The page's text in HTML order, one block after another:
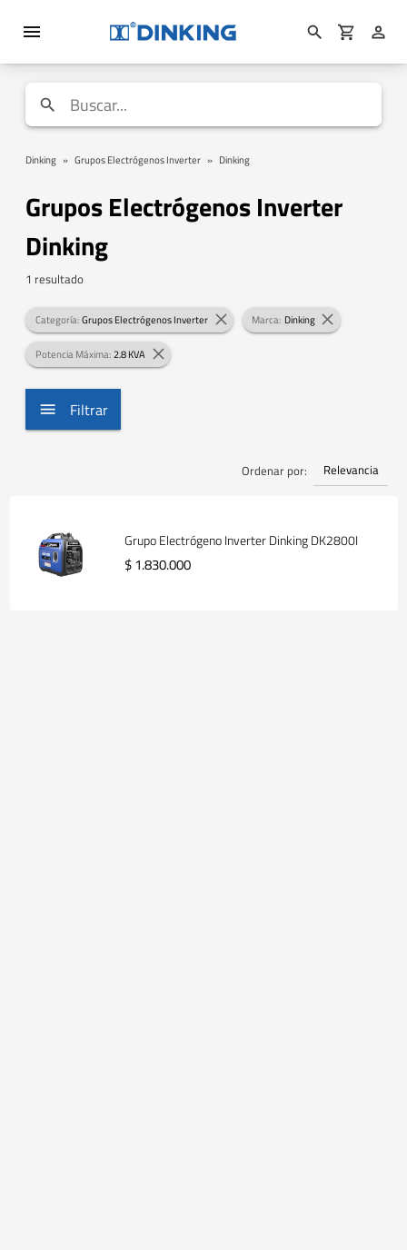
Dinking » Grupos Electrógenos Inverter » Dinking
Grupos Electrógenos Inverter
Dinking
1 resultado
Categoría: Grupos Electrógenos Inverter Marca: Dinking
Potencia Máxima: 2.8 KVA
Filtrar
Ordenar por: Relevancia
Grupo Electrógeno Inverter Dinking DK2800I
$ 1.830.000